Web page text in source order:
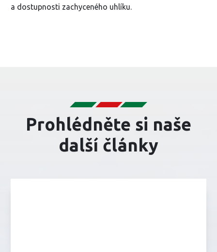
a dostupnosti zachyceného uhlíku.
Prohlédněte si naše
další články